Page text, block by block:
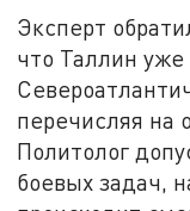
Эксперт
что Таллин
перечисляя на
Политолог
боевых задач,